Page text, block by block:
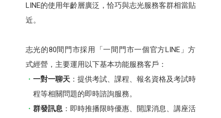
LINE的使用年齡層廣泛，恰巧與志光服務客群相當貼
近。
志光的80間門市採用「一間門市一個官方LINE」方
式經營，主要運用以下基本功能服務客戶：
一對一聊天：提供考試、課程、報名資格及考試時
程等相關問題的即時諮詢服務。
群發訊息 ：即時推播限時優惠、開課消息、講座活